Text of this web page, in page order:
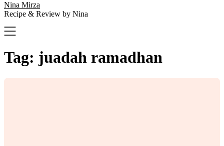
Nina Mirza
Recipe & Review by Nina
Tag: juadah ramadhan